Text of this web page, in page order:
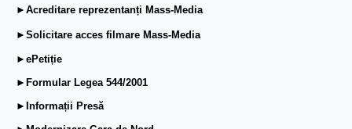
►Acreditare reprezentanți Mass-Media
►Solicitare acces filmare Mass-Media
►ePetiție
►Formular Legea 544/2001
►Informații Presă